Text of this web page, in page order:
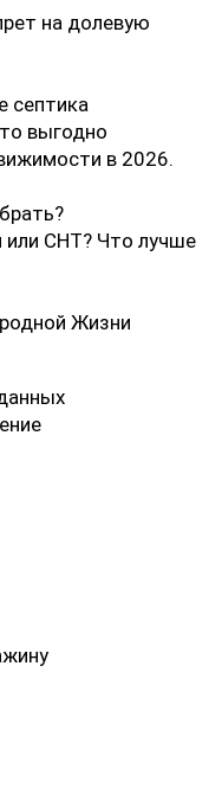
на долевую
септика
в 2026.
или СНТ? Что лучше
Жизни